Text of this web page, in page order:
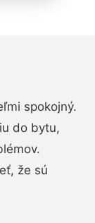
spokojný.
do bytu,
že sú